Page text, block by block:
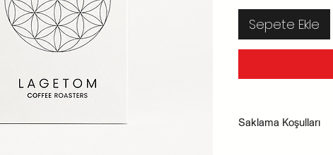
Sepete Ekle
Saklama Koşulları